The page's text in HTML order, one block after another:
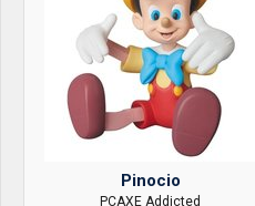
Pinocio
PCAXE Addicted